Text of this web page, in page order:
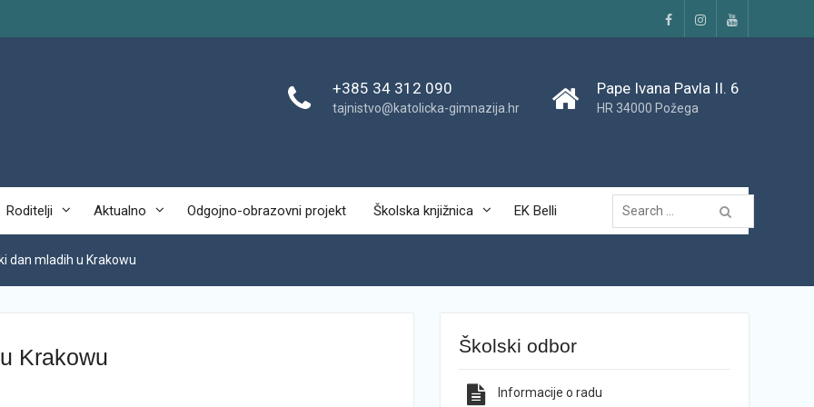
FacebookInstagramYouTube
+385 34 312 090
tajnistvo@katolicka-gimnazija.hr
Pape Ivana Pavla II. 6
HR 34000 Požega
Roditelji Aktualno Odgojno-obrazovni projekt Školska knjižnica EK Belli
Traži...
dan mladih u Krakowu
Krakowu Školski odbor
Informacije o radu